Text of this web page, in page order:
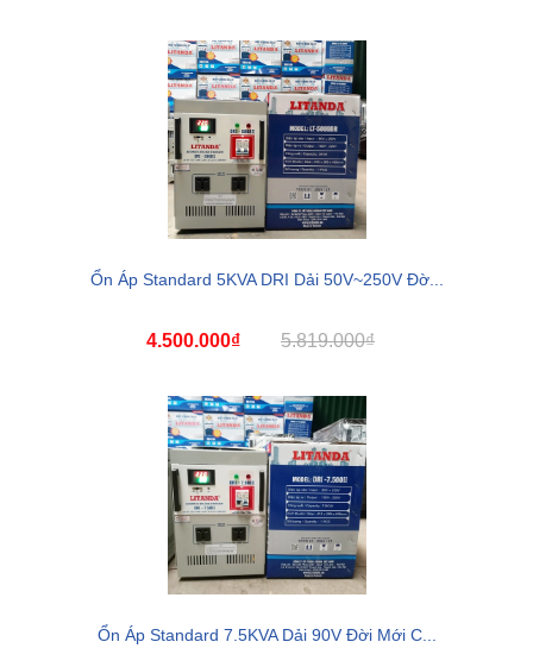
Ổn Áp Standard 5KVA DRI Dải 50V~250V Đờ...
4.500.000₫ 5.819.000₫
Ổn Áp Standard 7.5KVA Dải 90V Đời Mới C...